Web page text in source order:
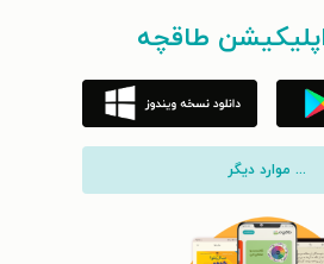
اپلیکیشن طاقچه
... موارد دیگر